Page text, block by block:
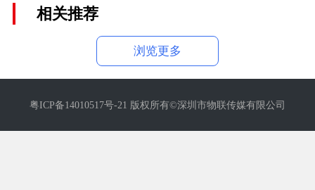
相关推荐
浏览更多
粤ICP备14010517号-21 版权所有©深圳市物联传媒有限公司